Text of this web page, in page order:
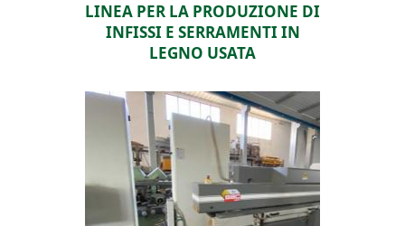
LINEA PER LA PRODUZIONE DI
INFISSI E SERRAMENTI IN
LEGNO USATA